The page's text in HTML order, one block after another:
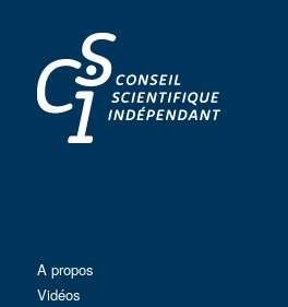
A propos
Vidéos